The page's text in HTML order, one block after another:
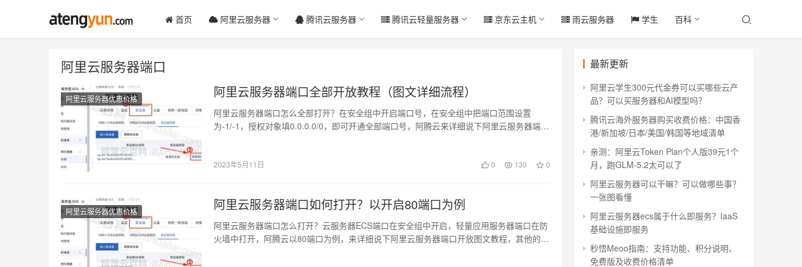
首页 阿里云服务器 腾讯云服务器 腾讯云轻量服务器 京东云主机 雨云服务器 学生 百科
阿里云服务器端口
阿里云服务器优惠价格 阿里云服务器端口全部开放教程（图文详细流程）
阿里云服务器端口怎么全部打开？在安全组中开启端口号，在安全组中把端口范围设置
为-1/-1，授权对象填0.0.0.0/0，即可开通全部端口号，阿腾云来详细说下阿里云服务器端口
2023年5月11日 0 130 0
阿里云服务器优惠价格 阿里云服务器端口如何打开？以开启80端口为例
阿里云服务器端口怎么打开？云服务器ECS端口在安全组中开启，轻量应用服务器端口在防
火墙中打开，阿腾云以80端口为例，来详细说下阿里云服务器端口开放图文教程，其他的端
最新更新
阿里云学生300元代金券可以买哪些云产
品？可以买服务器和AI模型吗？
腾讯云海外服务器购买收费价格：中国香
港/新加坡/日本/美国/韩国等地域清单
亲测：阿里云Token Plan个人版39元1个
月，跑GLM-5.2太可以了
阿里云服务器可以干嘛？可以做哪些事？
一张图看懂
阿里云服务器ecs属于什么即服务？IaaS
基础设施即服务
秒悟Meoo指南：支持功能、积分说明、
免费版及收费价格清单